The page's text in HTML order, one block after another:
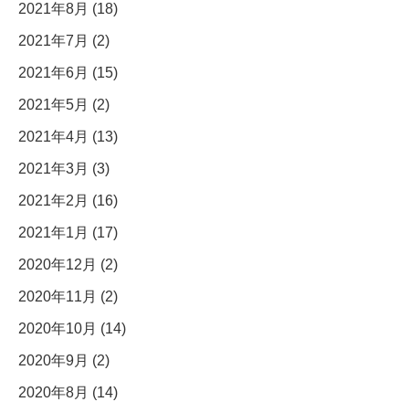
2021年8月 (18)
2021年7月 (2)
2021年6月 (15)
2021年5月 (2)
2021年4月 (13)
2021年3月 (3)
2021年2月 (16)
2021年1月 (17)
2020年12月 (2)
2020年11月 (2)
2020年10月 (14)
2020年9月 (2)
2020年8月 (14)